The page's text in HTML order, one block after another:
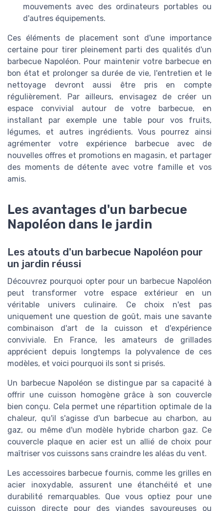
mouvements avec des ordinateurs portables ou
d'autres équipements.
Ces éléments de placement sont d'une importance
certaine pour tirer pleinement parti des qualités d'un
barbecue Napoléon. Pour maintenir votre barbecue en
bon état et prolonger sa durée de vie, l'entretien et le
nettoyage devront aussi être pris en compte
régulièrement. Par ailleurs, envisagez de créer un
espace convivial autour de votre barbecue, en
installant par exemple une table pour vos fruits,
légumes, et autres ingrédients. Vous pourrez ainsi
agrémenter votre expérience barbecue avec de
nouvelles offres et promotions en magasin, et partager
des moments de détente avec votre famille et vos
amis.
Les avantages d'un barbecue
Napoléon dans le jardin
Les atouts d'un barbecue Napoléon pour
un jardin réussi
Découvrez pourquoi opter pour un barbecue Napoléon
peut transformer votre espace extérieur en un
véritable univers culinaire. Ce choix n'est pas
uniquement une question de goût, mais une savante
combinaison d'art de la cuisson et d'expérience
conviviale. En France, les amateurs de grillades
apprécient depuis longtemps la polyvalence de ces
modèles, et voici pourquoi ils sont si prisés.
Un barbecue Napoléon se distingue par sa capacité à
offrir une cuisson homogène grâce à son couvercle
bien conçu. Cela permet une répartition optimale de la
chaleur, qu'il s'agisse d'un barbecue au charbon, au
gaz, ou même d'un modèle hybride charbon gaz. Ce
couvercle plaque en acier est un allié de choix pour
maîtriser vos cuissons sans craindre les aléas du vent.
Les accessoires barbecue fournis, comme les grilles en
acier inoxydable, assurent une étanchéité et une
durabilité remarquables. Que vous optiez pour une
cuisson directe pour des viandes savoureuses ou